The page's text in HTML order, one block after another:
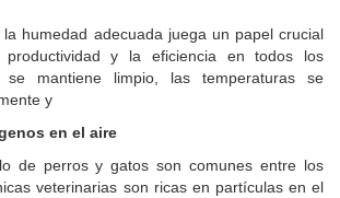
la humedad adecuada juega un papel crucial
y la eficiencia en todos los
mantiene limpio, las temperaturas se
y
en el aire
de perros y gatos son comunes entre los
veterinarias son ricas en partículas en el